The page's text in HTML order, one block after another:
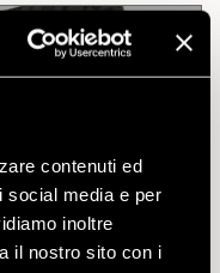
contenuti ed
social media e per
inoltre
il nostro sito con i